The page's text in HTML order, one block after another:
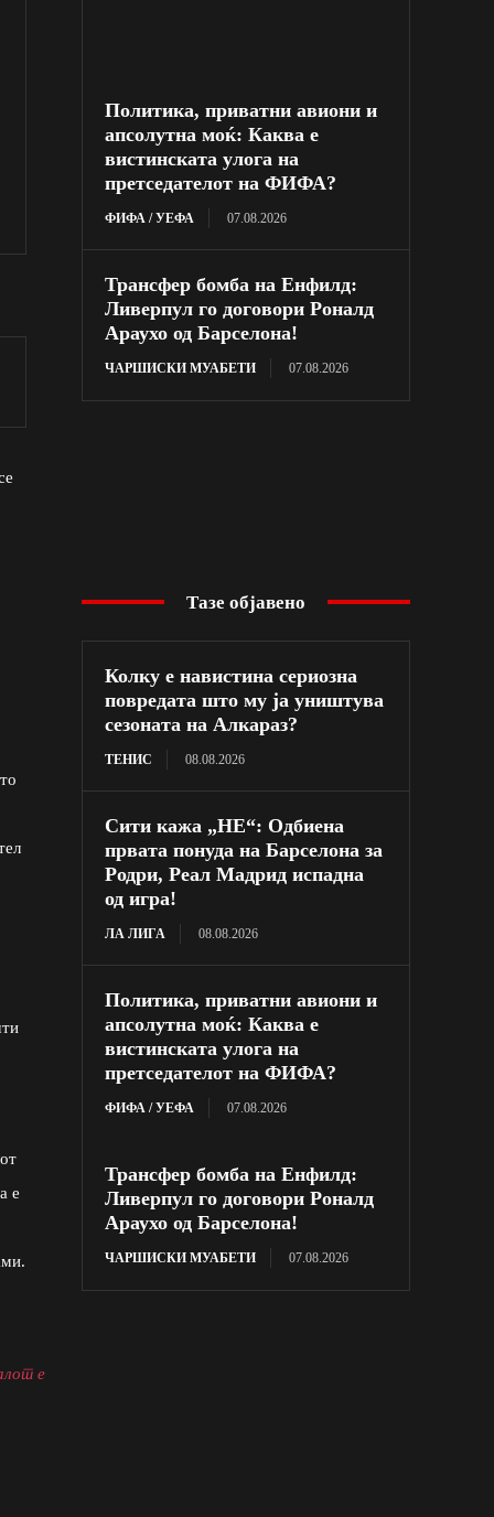
е
е
Политика, приватни авиони и
апсолутна моќ: Каква е
вистинската улога на
претседателот на ФИФА?
ФИФА / УЕФА 07.08.2026
Трансфер бомба на Енфилд:
Ливерпул го договори Роналд
Араухо од Барселона!
ЧАРШИСКИ МУАБЕТИ 07.08.2026
Тазе објавено
Колку е навистина сериозна
повредата што му ја уништува
сезоната на Алкараз?
ТЕНИС 08.08.2026
Сити кажа „НЕ“: Одбиена
првата понуда на Барселона за
Родри, Реал Мадрид испадна
од игра!
ЛА ЛИГА 08.08.2026
Политика, приватни авиони и
апсолутна моќ: Каква е
вистинската улога на
претседателот на ФИФА?
ФИФА / УЕФА 07.08.2026
Трансфер бомба на Енфилд:
Ливерпул го договори Роналд
Араухо од Барселона!
ЧАРШИСКИ МУАБЕТИ 07.08.2026